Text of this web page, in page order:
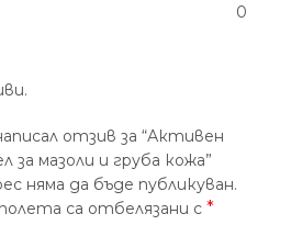
0
отзив за “Активен
за мазоли и груба кожа”
няма да бъде публикуван.
са отбелязани с *